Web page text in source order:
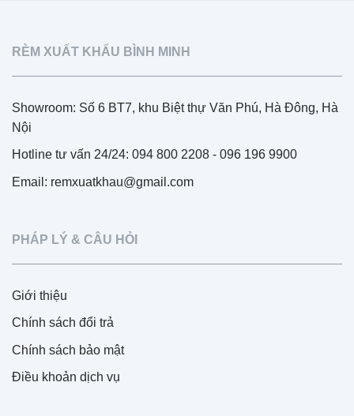
RÈM XUẤT KHẨU BÌNH MINH
Showroom: Số 6 BT7, khu Biệt thự Văn Phú, Hà Đông, Hà
Nội
Hotline tư vấn 24/24: 094 800 2208 - 096 196 9900
Email: remxuatkhau@gmail.com
PHÁP LÝ & CÂU HỎI
Giới thiệu
Chính sách đổi trả
Chính sách bảo mật
Điều khoản dịch vụ